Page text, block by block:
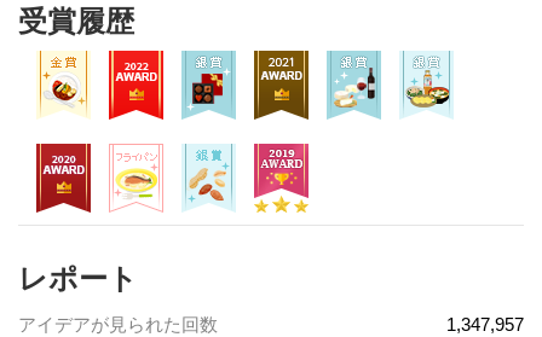
受賞履歴
レポート
アイデアが見られた回数
1,347,957